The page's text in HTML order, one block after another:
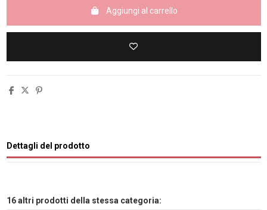
Aggiungi al carrello
Dettagli del prodotto
16 altri prodotti della stessa categoria: